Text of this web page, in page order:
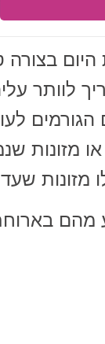
בצורה
לוותר
הגורמים
או מזונות
מזונות
מהם